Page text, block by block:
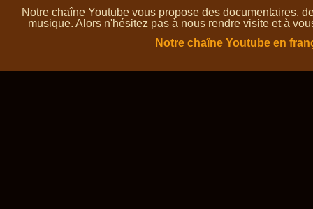
Notre chaîne Youtube vous propose des documentaires,
musique. Alors n'hésitez pas à nous rendre visite et à
Notre chaîne Youtube en